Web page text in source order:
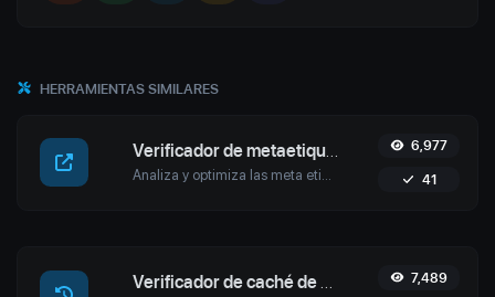
HERRAMIENTAS SIMILARES
6,977
41
Verificador de caché de Google 7,489